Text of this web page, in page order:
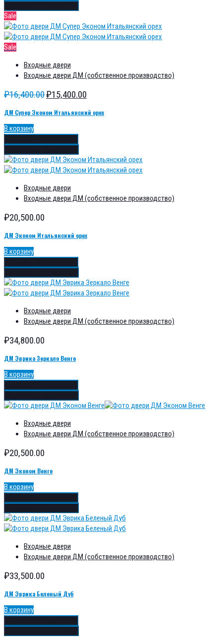
Sale
Sale
Входные двери
Входные двери ДМ (собственное производство)
₽16,400.00₽15,400.00
ДМ Супер Эконом Итальянский орех
В корзину
Входные двери
Входные двери ДМ (собственное производство)
₽20,500.00
ДМ Эконом Итальянский орех
В корзину
Входные двери
Входные двери ДМ (собственное производство)
₽34,800.00
ДМ Эврика Зеркало Венге
В корзину
Входные двери
Входные двери ДМ (собственное производство)
₽20,500.00
ДМ Эконом Венге
В корзину
Входные двери
Входные двери ДМ (собственное производство)
₽33,500.00
ДМ Эврика Беленый Дуб
В корзину